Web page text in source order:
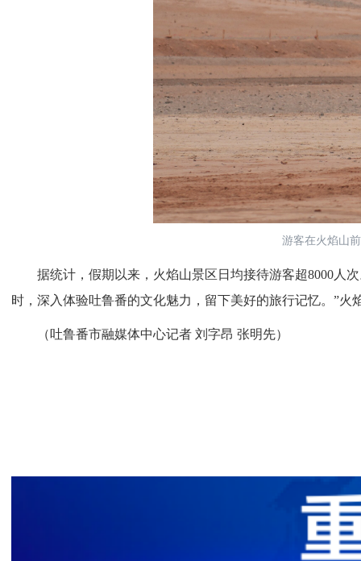
游客在火焰山
据统计，假期以来，火焰山景区日均接待游客超8000人次
时，深入体验吐鲁番的文化魅力，留下美好的旅行记忆。”火
（吐鲁番市融媒体中心记者 刘字昂 张明先）